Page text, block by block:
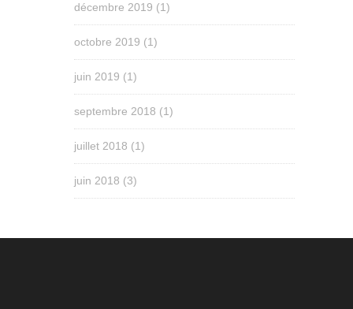
décembre 2019 (1)
octobre 2019 (1)
juin 2019 (1)
septembre 2018 (1)
juillet 2018 (1)
juin 2018 (3)